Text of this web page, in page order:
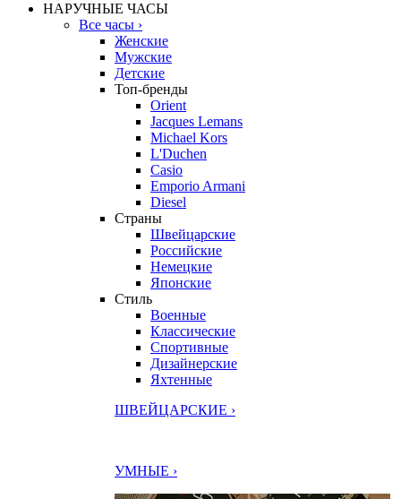
НАРУЧНЫЕ ЧАСЫ
Все часы ›
Женские
Мужские
Детские
Топ-бренды
Orient
Jacques Lemans
Michael Kors
L'Duchen
Casio
Emporio Armani
Diesel
Страны
Швейцарские
Российские
Немецкие
Японские
Стиль
Военные
Классические
Спортивные
Дизайнерские
Яхтенные
ШВЕЙЦАРСКИЕ ›
УМНЫЕ ›